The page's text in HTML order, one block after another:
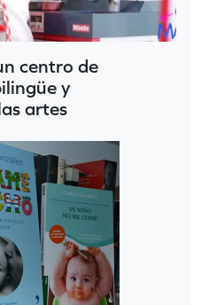
centro de
y
artes